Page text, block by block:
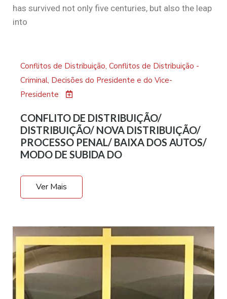
has survived not only five centuries, but also the leap
into
Conflitos de Distribuição, Conflitos de Distribuição -
Criminal, Decisões do Presidente e do Vice-
Presidente
CONFLITO DE DISTRIBUIÇÃO/
DISTRIBUIÇÃO/ NOVA DISTRIBUIÇÃO/
PROCESSO PENAL/ BAIXA DOS AUTOS/
MODO DE SUBIDA DO
Ver Mais